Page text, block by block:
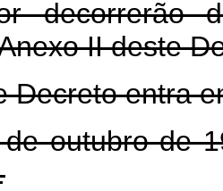
decorrerão
II deste
Decreto entra
outubro de